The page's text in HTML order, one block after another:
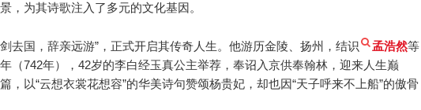
，为其诗歌注入了多元的文化基因。
去国，辞亲远游”，正式开启其传奇人生。他游历金陵、扬州，结识 孟浩然等
（742年），42岁的李白经玉真公主举荐，奉诏入京供奉翰林，迎来人生巅
，以“云想衣裳花想容”的华美诗句赞颂杨贵妃，却也因“天子呼来不上船”的傲骨